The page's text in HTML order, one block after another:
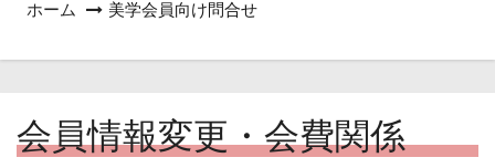
ホーム 美学会員向け問合せ
会員情報変更・会費関係